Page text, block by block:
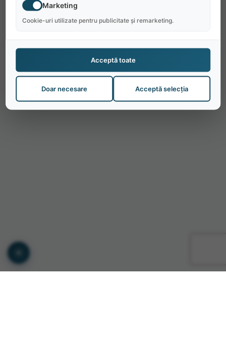
Marketing
Cookie-uri utilizate pentru publicitate și remarketing.
Doar necesare Acceptă selecția
Acceptă toate